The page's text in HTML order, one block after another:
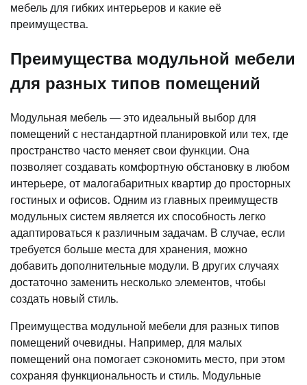
мебель для гибких интерьеров и какие её
преимущества.
Преимущества модульной мебели
для разных типов помещений
Модульная мебель — это идеальный выбор для
помещений с нестандартной планировкой или тех, где
пространство часто меняет свои функции. Она
позволяет создавать комфортную обстановку в любом
интерьере, от малогабаритных квартир до просторных
гостиных и офисов. Одним из главных преимуществ
модульных систем является их способность легко
адаптироваться к различным задачам. В случае, если
требуется больше места для хранения, можно
добавить дополнительные модули. В других случаях
достаточно заменить несколько элементов, чтобы
создать новый стиль.
Преимущества модульной мебели для разных типов
помещений очевидны. Например, для малых
помещений она помогает сэкономить место, при этом
сохраняя функциональность и стиль. Модульные